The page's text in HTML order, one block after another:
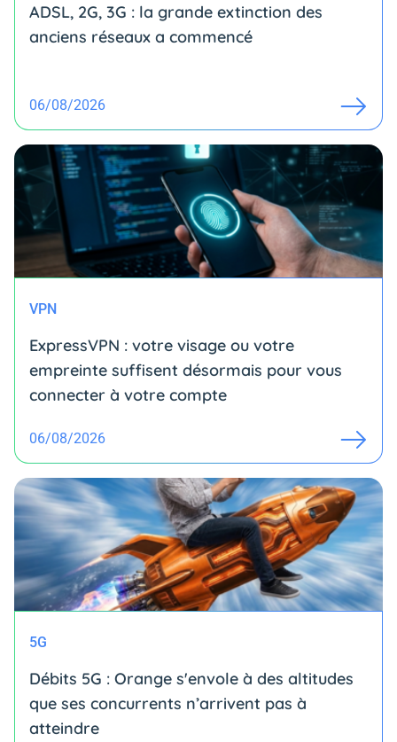
ADSL, 2G, 3G : la grande extinction des
anciens réseaux a commencé
06/08/2026
VPN
ExpressVPN : votre visage ou votre
empreinte suffisent désormais pour vous
connecter à votre compte
06/08/2026
5G
Débits 5G : Orange s'envole à des altitudes
que ses concurrents n’arrivent pas à
atteindre